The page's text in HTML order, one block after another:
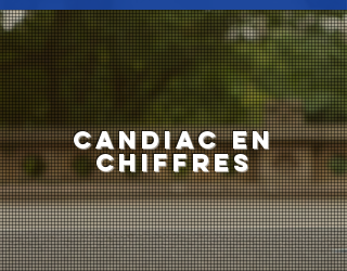
candiac EN
CHIFFRES